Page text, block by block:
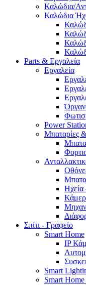
Καλώδια/
Καλώδια
Parts & Εργαλεία
Εργαλεία
Power
Μπαταρίες
Ηχεία
Σπίτι - Γραφείο
Smart Home
IP
Smart
Smart